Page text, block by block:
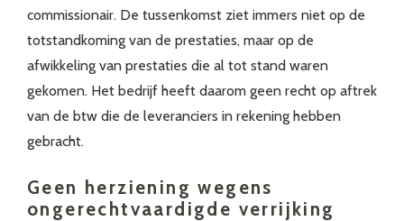
commissionair. De tussenkomst ziet immers niet op de
totstandkoming van de prestaties, maar op de
afwikkeling van prestaties die al tot stand waren
gekomen. Het bedrijf heeft daarom geen recht op aftrek
van de btw die de leveranciers in rekening hebben
gebracht.
Geen herziening wegens
ongerechtvaardigde verrijking